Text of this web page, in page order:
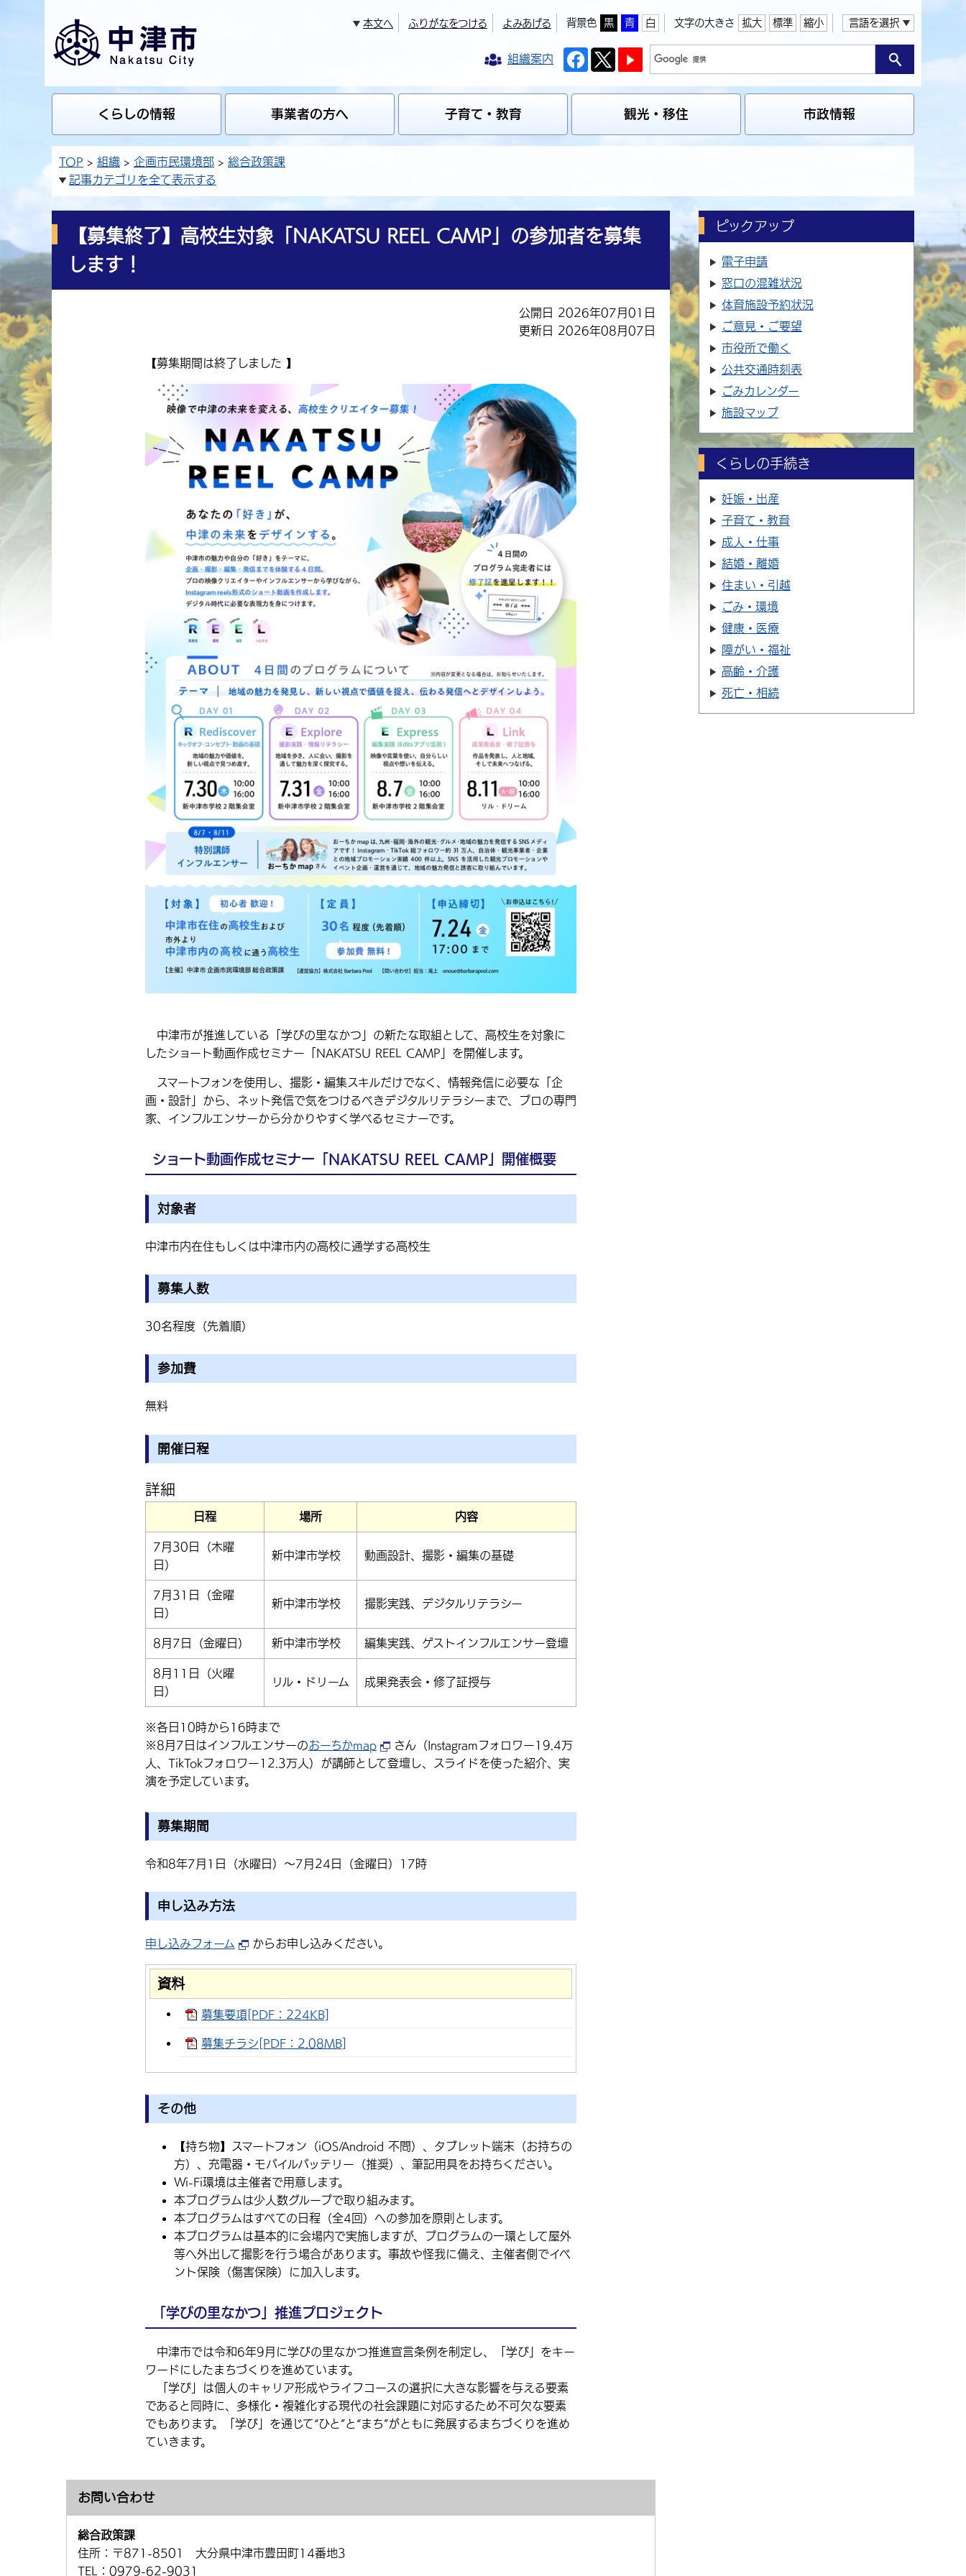
本文へ ふりがなをつける よみあげる 背景色 黒 青 白 文字の大きさ 拡大 標準 縮小 言語を選択
組織案内
くらしの情報 事業者の方へ 子育て・教育 観光・移住 市政情報
TOP 組織 企画市民環境部
総合政策課
記事カテゴリを全て表示する
【募集終了】高校生対象「NAKATSU REEL CAMP」の参加者を募集
します！
公開日 2026年07月01日
更新日 2026年08月07日
【募集期間は終了しました 】
中津市が推進している「学びの里なかつ」の新たな取組として、高校生を対象に
したショート動画作成セミナー「NAKATSU REEL CAMP」を開催します。
スマートフォンを使用し、撮影・編集スキルだけでなく、情報発信に必要な「企
画・設計」から、ネット発信で気をつけるべきデジタルリテラシーまで、プロの専門
家、インフルエンサーから分かりやすく学べるセミナーです。
ショート動画作成セミナー「NAKATSU REEL CAMP」開催概要
対象者
中津市内在住もしくは中津市内の高校に通学する高校生
募集人数
30名程度（先着順）
参加費
無料
開催日程
詳細
日程 場所 内容
7月30日（木曜
日）
新中津市学校 動画設計、 撮影・編集の基礎
7月31日（金曜
日）
新中津市学校 撮影実践、デジタルリテラシー
8月7日（金曜日） 新中津市学校 編集実践、ゲストインフルエンサー登壇
8月11日（火曜
日）
リル・ドリーム 成果発表会・修了証授与
※各日10時から16時まで
※8月7日はインフルエンサーのおーちかmap
さん（Instagramフォロワー19.4万
人、TikTokフォロワー12.3万人）が講師として登壇し、スライドを使った紹介、実
演を予定しています。
募集期間
令和8年7月1日（水曜日）〜7月24日（金曜日）17時
申し込み方法
申し込みフォーム からお申し込みください。
資料
募集要項[PDF：224KB]
募集チラシ[PDF：2.08MB]
その他
【持ち物】スマートフォン（iOS/Android 不問）、タブレット端末（お持ちの
方）、充電器・モバイルバッテリー（推奨）、筆記用具をお持ちください。
Wi-Fi環境は主催者で用意します。
本プログラムは少人数グループで取り組みます。
本プログラムはすべての日程（全4回）への参加を原則とします。
本プログラムは基本的に会場内で実施しますが、プログラムの一環として屋外
等へ外出して撮影を行う場合があります。事故や怪我に備え、主催者側でイベ
ント保険（傷害保険）に加入します。
「学びの里なかつ」推進プロジェクト
中津市では令和6年9月に学びの里なかつ推進宣言条例を制定し、「学び」をキー
ワードにしたまちづくりを進めています。
「学び」は個人のキャリア形成やライフコースの選択に大きな影響を与える要素
であると同時に、多様化・複雑化する現代の社会課題に対応するため不可欠な要素
でもあります。「学び」を通じて“ひと”と“まち”がともに発展するまちづくりを進め
ていきます。
お問い合わせ
総合政策課
住所： 〒871-8501 大分県中津市豊田町14番地3
TEL： 0979-62-9031
ピックアップ
電子申請
窓口の混雑状況
体育施設予約状況
ご意見・ご要望
市役所で働く
公共交通時刻表
ごみカレンダー
施設マップ
くらしの手続き
妊娠・出産
子育て・教育
成人・仕事
結婚・離婚
住まい・引越
ごみ・環境
健康・医療
障がい・福祉
高齢・介護
死亡・相続